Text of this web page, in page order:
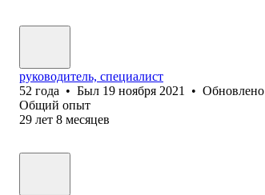
руководитель, специалист
52 года • Был 19 ноября 2021 • Обновлено
Общий опыт
29 лет 8 месяцев